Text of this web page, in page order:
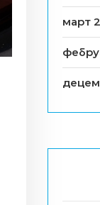
март